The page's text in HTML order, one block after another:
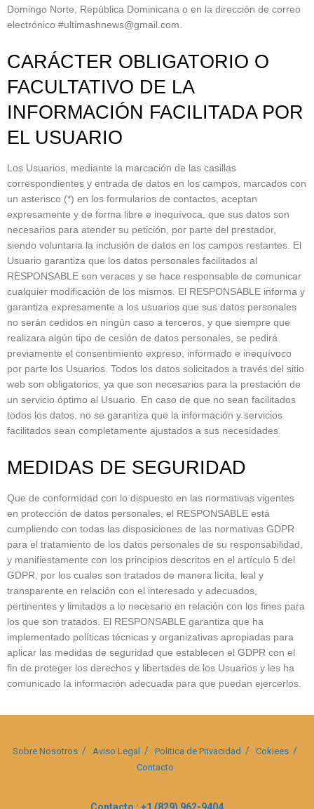
Domingo Norte, República Dominicana o en la dirección de correo
electrónico #ultimashnews@gmail.com.
CARÁCTER OBLIGATORIO O
FACULTATIVO DE LA
INFORMACIÓN FACILITADA POR
EL USUARIO
Los Usuarios, mediante la marcación de las casillas
correspondientes y entrada de datos en los campos, marcados con
un asterisco (*) en los formularios de contactos, aceptan
expresamente y de forma libre e inequívoca, que sus datos son
necesarios para atender su petición, por parte del prestador,
siendo voluntaria la inclusión de datos en los campos restantes. El
Usuario garantiza que los datos personales facilitados al
RESPONSABLE son veraces y se hace responsable de comunicar
cualquier modificación de los mismos. El RESPONSABLE informa y
garantiza expresamente a los usuarios que sus datos personales
no serán cedidos en ningún caso a terceros, y que siempre que
realizara algún tipo de cesión de datos personales, se pedirá
previamente el consentimiento expreso, informado e inequívoco
por parte los Usuarios. Todos los datos solicitados a través del sitio
web son obligatorios, ya que son necesarios para la prestación de
un servicio óptimo al Usuario. En caso de que no sean facilitados
todos los datos, no se garantiza que la información y servicios
facilitados sean completamente ajustados a sus necesidades.
MEDIDAS DE SEGURIDAD
Que de conformidad con lo dispuesto en las normativas vigentes
en protección de datos personales, el RESPONSABLE está
cumpliendo con todas las disposiciones de las normativas GDPR
para el tratamiento de los datos personales de su responsabilidad,
y manifiestamente con los principios descritos en el artículo 5 del
GDPR, por los cuales son tratados de manera lícita, leal y
transparente en relación con el interesado y adecuados,
pertinentes y limitados a lo necesario en relación con los fines para
los que son tratados. El RESPONSABLE garantiza que ha
implementado políticas técnicas y organizativas apropiadas para
aplicar las medidas de seguridad que establecen el GDPR con el
fin de proteger los derechos y libertades de los Usuarios y les ha
comunicado la información adecuada para que puedan ejercerlos.
Sobre Nosotros Aviso Legal Politica de Privacidad
Cokiees
Contacto